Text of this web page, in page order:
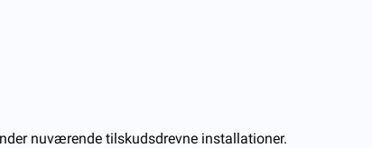
nuværende tilskudsdrevne installationer.